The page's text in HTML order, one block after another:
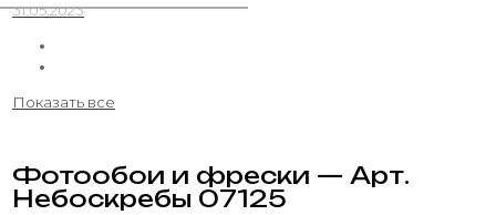
31.05.2023
Показать все
Фотообои и фрески — Арт.
Небоскребы 07125